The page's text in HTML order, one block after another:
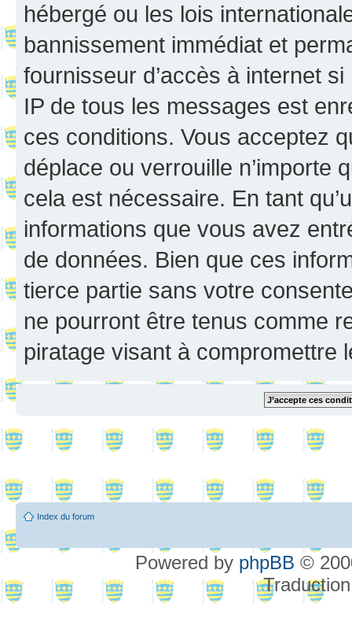
hébergé ou les lois
bannissement immédiat et
fournisseur d’accès à internet
IP de tous les messages est
ces conditions. Vous acceptez
déplace ou verrouille n’importe
cela est nécessaire. En tant
informations que vous avez
de données. Bien que ces
tierce partie sans votre
ne pourront être tenus comme
piratage visant à compromettre
Index du forum
Powered by phpBB ©